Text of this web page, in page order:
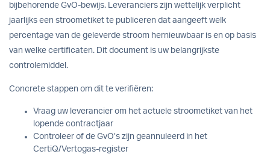
bijbehorende GvO-bewijs. Leveranciers zijn wettelijk verplicht
jaarlijks een stroometiket te publiceren dat aangeeft welk
percentage van de geleverde stroom hernieuwbaar is en op basis
van welke certificaten. Dit document is uw belangrijkste
controlemiddel.
Concrete stappen om dit te verifiëren:
Vraag uw leverancier om het actuele stroometiket van het
lopende contractjaar
Controleer of de GvO’s zijn geannuleerd in het
CertiQ/Vertogas-register